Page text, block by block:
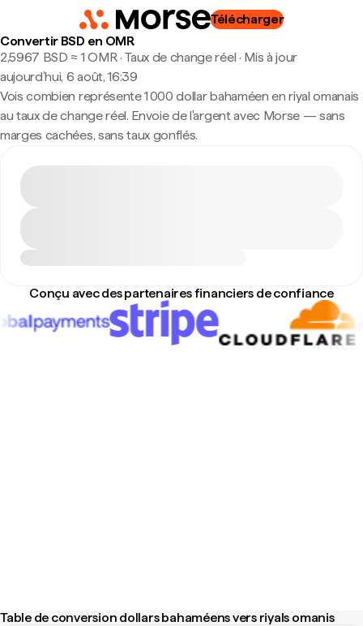
Télécharger
Convertir BSD en OMR
2,5967 BSD ≈ 1 OMR · Taux de change réel · Mis à jour
aujourd’hui, 6 août, 16:39
Vois combien représente 1 000 dollar bahaméen en riyal omanais
au taux de change réel. Envoie de l'argent avec Morse — sans
marges cachées, sans taux gonflés.
Conçu avec des partenaires financiers de confiance
Table de conversion dollars bahaméens vers riyals omanis